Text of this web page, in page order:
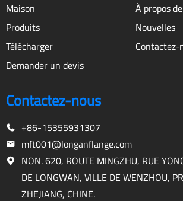
Maison
À propos
Produits
Nouvelles
Télécharger
Contactez-
Demander un devis
Contactez-nous
+86-15355931307
mft001@longanflange.com
NON. 620, ROUTE MINGZHU, RUE
DE LONGWAN, VILLE DE WENZHOU,
ZHEJIANG, CHINE.